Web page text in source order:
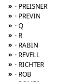
» · PREISNER
» · PREVIN
» · Q
» · R
» · RABIN
» · REVELL
» · RICHTER
» · ROB